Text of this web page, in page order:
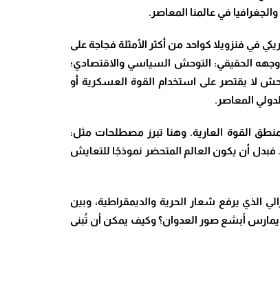
في عالمنا المعاصر.
في فنزويلا كواحد من أكثر الأمثلة فجاجة على
الحقيقي: التوحش السياسي والاقتصادي؛
لا يقتصر على استخدام القوة العسكرية أو
المعاصر.
القوة العارية. وهنا تبرز مصطلحات مثل:
فبدل أن يكون العالم المتحضر نموذجًا للتعايش
الذي يرفع شعار الحرية والديمقراطية، وبين
يمارس أبشع صور العدوان؟ وكيف يمكن أن تُبنى